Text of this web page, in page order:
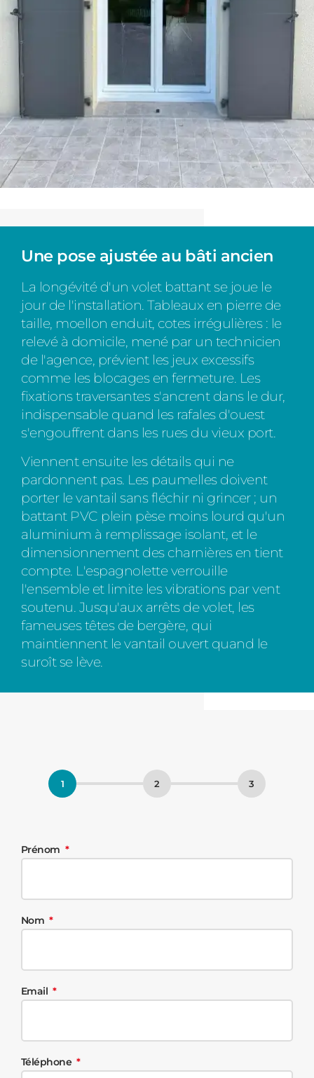
Une pose ajustée au bâti ancien
La longévité d'un volet battant se joue le
jour de l'installation. Tableaux en pierre de
taille, moellon enduit, cotes irrégulières : le
relevé à domicile, mené par un technicien
de l'agence, prévient les jeux excessifs
comme les blocages en fermeture. Les
fixations traversantes s'ancrent dans le dur,
indispensable quand les rafales d'ouest
s'engouffrent dans les rues du vieux port.
Viennent ensuite les détails qui ne
pardonnent pas. Les paumelles doivent
porter le vantail sans fléchir ni grincer ; un
battant PVC plein pèse moins lourd qu'un
aluminium à remplissage isolant, et le
dimensionnement des charnières en tient
compte. L'espagnolette verrouille
l'ensemble et limite les vibrations par vent
soutenu. Jusqu'aux arrêts de volet, les
fameuses têtes de bergère, qui
maintiennent le vantail ouvert quand le
suroît se lève.
Prénom
Nom
Email
Téléphone